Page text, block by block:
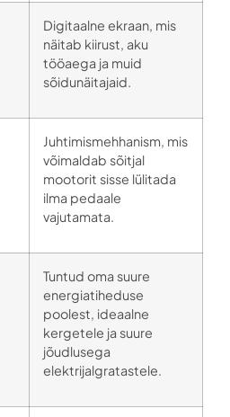
Digitaalne ekraan, mis
näitab kiirust, aku
tööaega ja muid
sõidunäitajaid.
Juhtimismehhanism, mis
võimaldab sõitjal
mootorit sisse lülitada
ilma pedaale
vajutamata.
Tuntud oma suure
energiatiheduse
poolest, ideaalne
kergetele ja suure
jõudlusega
elektrijalgratastele.